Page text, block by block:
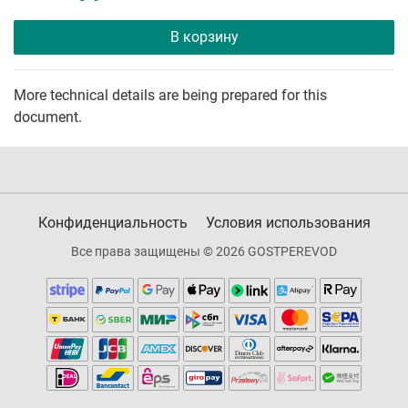
В корзину
More technical details are being prepared for this
document.
Конфиденциальность Условия использования
Все права защищены © 2026 GOSTPEREVOD